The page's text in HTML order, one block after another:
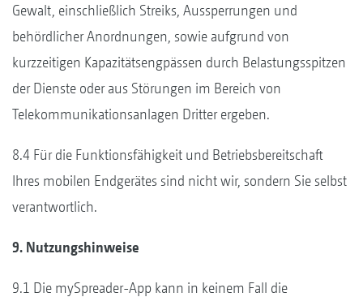
Gewalt, einschließlich Streiks, Aussperrungen und
behördlicher Anordnungen, sowie aufgrund von
kurzzeitigen Kapazitätsengpässen durch Belastungsspitzen
der Dienste oder aus Störungen im Bereich von
Telekommunikationsanlagen Dritter ergeben.
8.4 Für die Funktionsfähigkeit und Betriebsbereitschaft
Ihres mobilen Endgerätes sind nicht wir, sondern Sie selbst
verantwortlich.
9. Nutzungshinweise
9.1 Die mySpreader-App kann in keinem Fall die